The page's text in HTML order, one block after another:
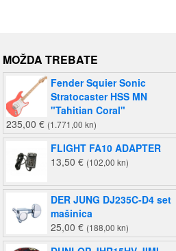
MOŽDA TREBATE
Fender Squier Sonic
Stratocaster HSS MN
"Tahitian Coral"
235,00 € (1.771,00 kn)
FLIGHT FA10 ADAPTER
13,50 € (102,00 kn)
DER JUNG DJ235C-D4 set
mašinica
25,00 € (188,00 kn)